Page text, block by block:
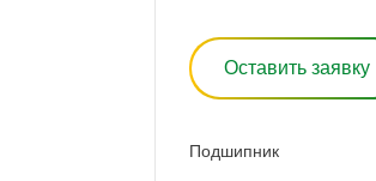
Оставить заявку
Подшипник